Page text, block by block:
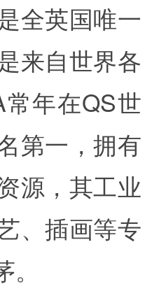
全英国唯一
来自世界各
年在QS世
第一，拥有
源，其工业
、插画等专